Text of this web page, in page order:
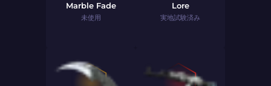
Marble Fade
未使用
Lore
実地試験済み